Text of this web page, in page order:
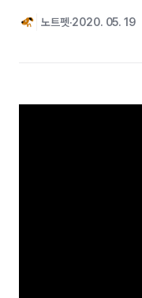
노트펫 2020. 05. 19